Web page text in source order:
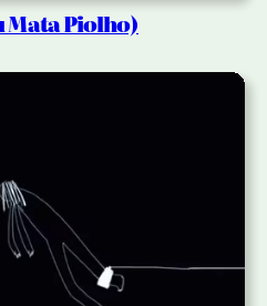
Mata Piolho)